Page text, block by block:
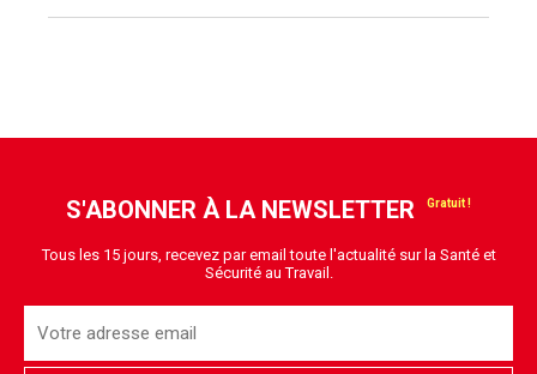
S'ABONNER À LA NEWSLETTER
Tous les 15 jours, recevez par email toute l'actualité sur la Santé et
Sécurité au Travail.